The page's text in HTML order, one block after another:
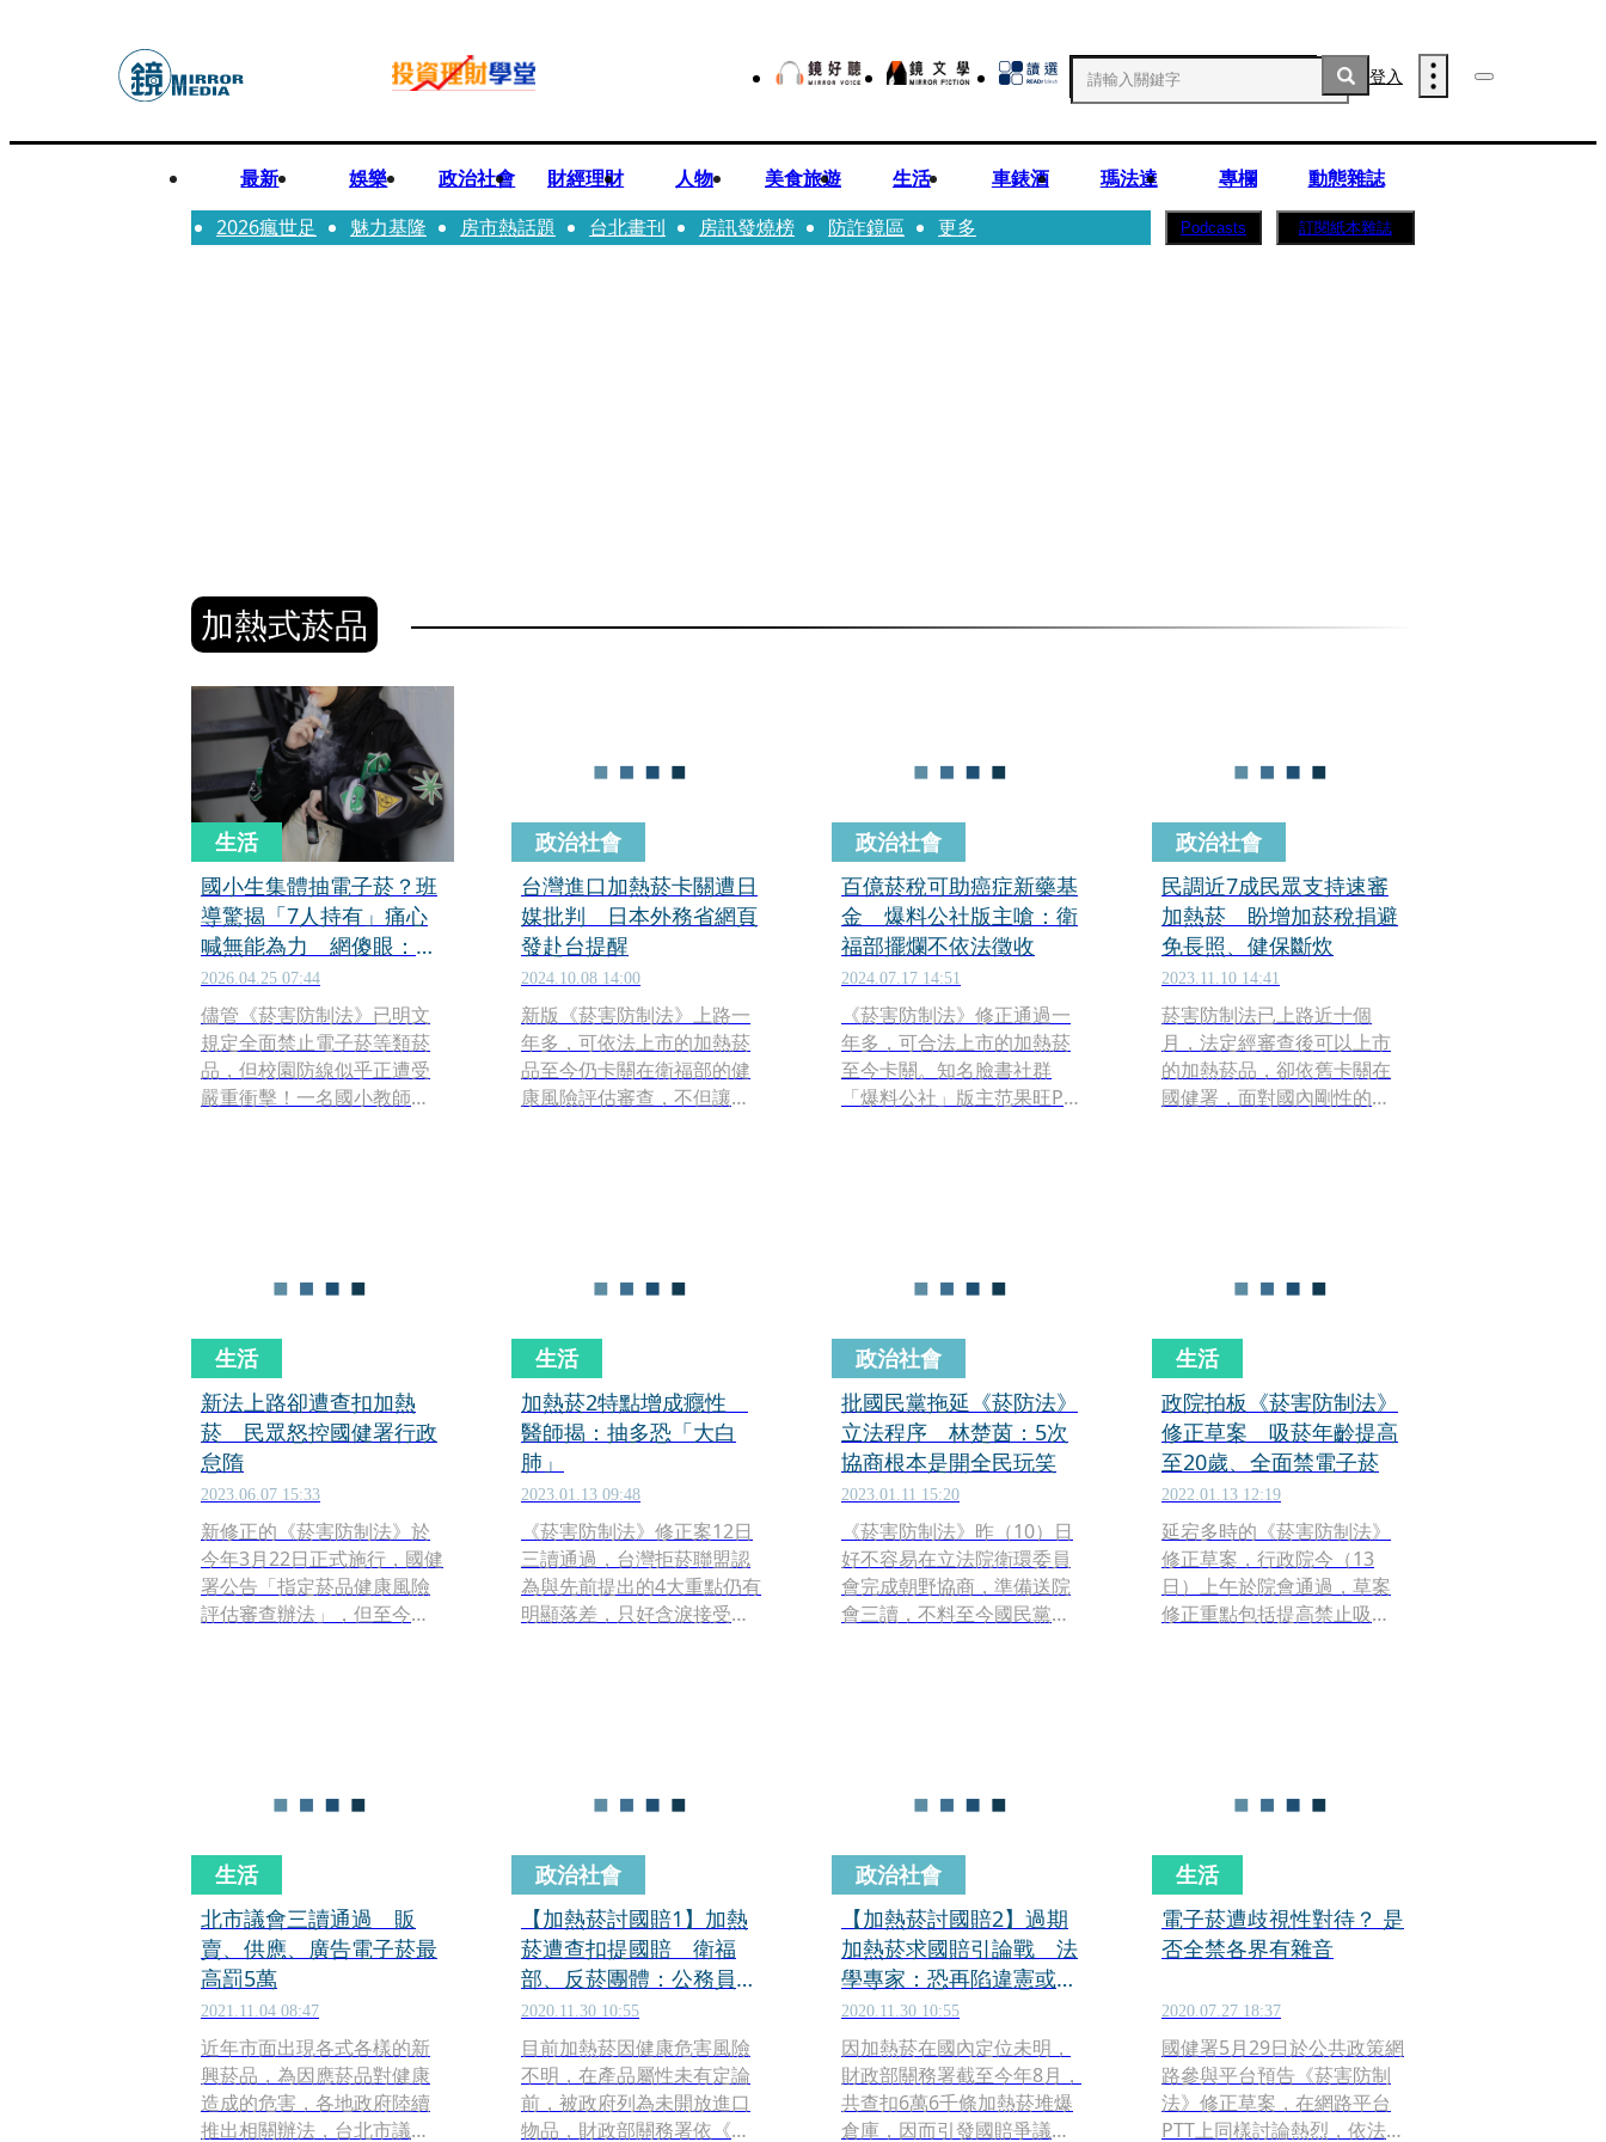
登入
最新 娛樂 政治社會 財經理財 人物 美食旅遊 生活 車錶酒 瑪法達 專欄
動態雜誌
2026瘋世足
魅力基隆 房市熱話題 台北畫刊 房訊發燒榜 防詐鏡區 更多 Podcasts 訂閱紙本雜誌
加熱式菸品
生活
國小生集體抽電子菸？班
導驚揭「7人持有」痛心
喊無能為力 網傻眼：校
園怎麼了
2026.04.25 07:44
儘管《菸害防制法》已明文
規定全面禁止電子菸等類菸
品，但校園防線似乎正遭受
嚴重衝擊！一名國小教師日
小教育到底出了什麼問
政治社會
台灣進口加熱菸卡關遭日
媒批判 日本外務省網頁
發赴台提醒
2024.10.08 14:00
新版《菸害防制法》上路一
年多，可依法上市的加熱菸
品至今仍卡關在衛福部的健
康風險評估審查，不但讓加
影響日客來台觀光的意願，
相關的訊息平台發出警告，
如日本外務省針對赴台安全
提醒的主頁，就以顯著文字
提醒赴台注意不可攜帶加熱
菸品。
政治社會
百億菸稅可助癌症新藥基
金 爆料公社版主嗆：衛
福部擺爛不依法徵收
2024.07.17 14:51
《菸害防制法》修正通過一
年多，可合法上市的加熱菸
至今卡關。知名臉書社群
「爆料公社」版主范果旺PO
菸稅菸捐不要，卻想在不抽
足癌症新藥基金，這到底是
誰的責任？答案都是「衛福
部國健署」。文章一出，立
刻獲得廣大網友回響。
政治社會
民調近7成民眾支持速審
加熱菸 盼增加菸稅捐避
免長照、健保斷炊
2023.11.10 14:41
菸害防制法已上路近十個
月，法定經審查後可以上市
的加熱菸品，卻依舊卡關在
國健署，面對國內剛性的需
為長照、健保基金的菸稅與
致長照與健保基金收入亮起
紅燈。有最新的民調顯示，
將近七成的民眾，希望國健
署能盡速審查加熱菸品，讓
其可以合法上市，目的是要
讓長照與健保基金免於斷炊
的風險！
生活
新法上路卻遭查扣加熱
菸 民眾怒控國健署行政
怠隋
2023.06.07 15:33
新修正的《菸害防制法》於
今年3月22日正式施行，國健
署公告「指定菸品健康風險
評估審查辦法」，但至今未
加熱菸的民眾今（7日）在資
召開記者會，指控國健署行
政怠隋，官逼民反！
生活
加熱菸2特點增成癮性
醫師揭：抽多恐「大白
肺」
2023.01.13 09:48
《菸害防制法》修正案12日
三讀通過，台灣拒菸聯盟認
為與先前提出的4大重點仍有
明顯落差，只好含淚接受但
嚴重肺炎的「大白肺」。
政治社會
批國民黨拖延《菸防法》
立法程序 林楚茵：5次
協商根本是開全民玩笑
2023.01.11 15:20
《菸害防制法》昨（10）日
好不容易在立法院衛環委員
會完成朝野協商，準備送院
會三讀，不料至今國民黨團
立法程序，走完修法的最後
生活
政院拍板《菸害防制法》
修正草案 吸菸年齡提高
至20歲、全面禁電子菸
2022.01.13 12:19
延宕多時的《菸害防制法》
修正草案，行政院今（13
日）上午於院會通過，草案
修正重點包括提高禁止吸菸
外「加熱菸」等指定菸品的
健康風險評估計畫經審核後
才能放行。
生活
北市議會三讀通過 販
賣、供應、廣告電子菸最
高罰5萬
2021.11.04 08:47
近年市面出現各式各樣的新
興菸品，為因應菸品對健康
造成的危害，各地政府陸續
推出相關辦法，台北市議會
政治社會
【加熱菸討國賠1】加熱
菸遭查扣提國賠 衛福
部、反菸團體：公務員無
過失
2020.11.30 10:55
目前加熱菸因健康危害風險
不明，在產品屬性未有定論
前，被政府列為未開放進口
物品，財政部關務署依《海
政治社會
【加熱菸討國賠2】過期
加熱菸求國賠引論戰 法
學專家：恐再陷違憲或訴
訟爭議
2020.11.30 10:55
因加熱菸在國內定位未明，
財政部關務署截至今年8月，
共查扣6萬6千條加熱菸堆爆
倉庫，因而引發國賠爭議。
生活
電子菸遭歧視性對待？ 是
否全禁各界有雜音
2020.07.27 18:37
國健署5月29日於公共政策網
路參與平台預告《菸害防制
法》修正草案，在網路平台
PTT上同樣討論熱烈，依法